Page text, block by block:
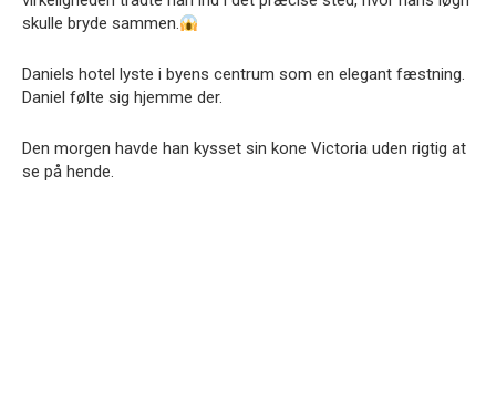
skulle bryde sammen.
Daniels hotel lyste i byens centrum som en elegant fæstning.
Daniel følte sig hjemme der.
Den morgen havde han kysset sin kone Victoria uden rigtig at
se på hende.